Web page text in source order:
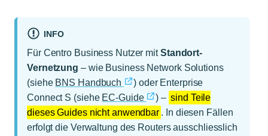
INFO
Für Centro Business Nutzer mitStandort-
Vernetzung – wie Business Network Solutions
(siehe BNS Handbuch
) oder Enterprise
Connect S (siehe EC-Guide ) – sind Teile
dieses Guides nicht anwendbar . In diesen Fällen
erfolgt die Verwaltung des Routers ausschliesslich